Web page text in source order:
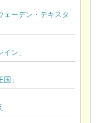
ェーデン・テキスタ
ン」
」